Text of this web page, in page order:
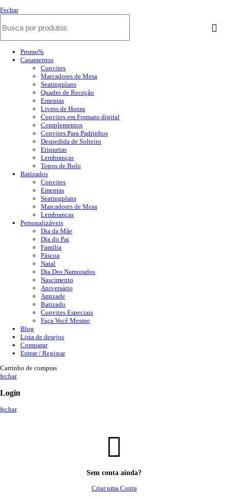
Fechar
Promo%
Casamentos
Convites
Marcadores de Mesa
Seatingplans
Quadro de Receção
Ementas
Livros de Honra
Convites em Formato digital
Complementos
Convites Para Padrinhos
Despedida de Solteiro
Etiquetas
Lembranças
Topos de Bolo
Batizados
Convites
Ementas
Seatingplans
Marcadores de Mesa
Lembranças
Personalizáveis
Dia da Mãe
Dia do Pai
Família
Páscoa
Natal
Dia Dos Namorados
Nascimento
Aniversário
Amizade
Batizado
Convites Especiais
Faça Você Mesmo
Blog
Lista de desejos
Comparar
Entrar / Registar
Carrinho de compras
fechar
Login
fechar
Sem conta ainda?
Criar uma Conta